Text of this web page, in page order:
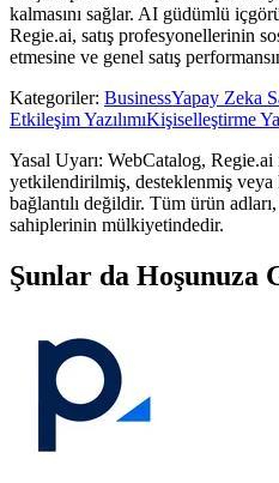
kalmasını sağlar. AI güdümlü
Regie.ai, satış profesyonellerinin
etmesine ve genel satış
Kategoriler: BusinessYapay Zeka
Etkileşim YazılımıKişiselleştirme
Yasal Uyarı: WebCatalog,
yetkilendirilmiş, desteklenmiş
bağlantılı değildir. Tüm ürün
sahiplerinin mülkiyetindedir.
Şunlar da Hoşunuza